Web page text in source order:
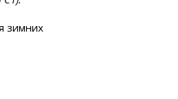
зимних